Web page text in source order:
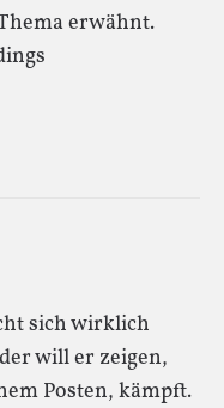
erwähnt.
sich wirklich
will er zeigen,
Posten, kämpft.